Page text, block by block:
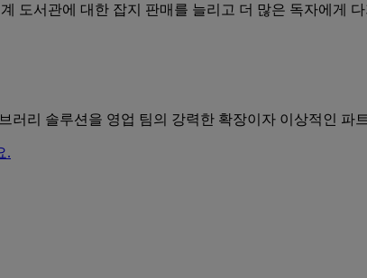
도서관에 대한 잡지 판매를 늘리고 더 많은 독자에게
러리 솔루션을 영업 팀의 강력한 확장이자 이상적인 파
.